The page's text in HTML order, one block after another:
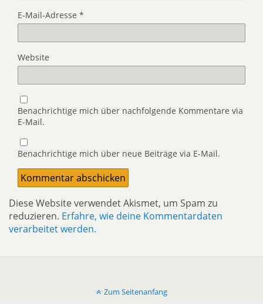
E-Mail-Adresse *
Website
Benachrichtige mich über nachfolgende Kommentare via
E-Mail.
Benachrichtige mich über neue Beiträge via E-Mail.
Diese Website verwendet Akismet, um Spam zu
reduzieren. Erfahre, wie deine Kommentardaten
verarbeitet werden.
Zum Seitenanfang